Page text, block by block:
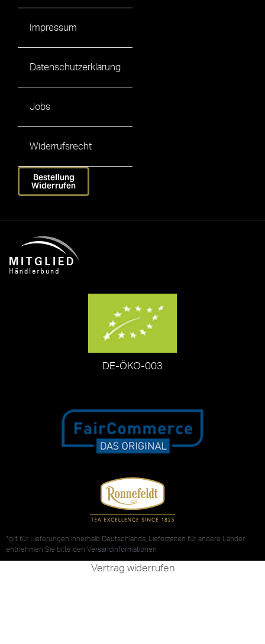
Impressum
Datenschutzerklärung
Jobs
Widerrufsrecht
Bestellung
Widerrufen
DE-ÖKO-003
*gilt für Lieferungen innerhalb Deutschlands, Lieferzeiten für andere Länder
entnehmen Sie bitte den Versandinformationen
Vertrag widerrufen